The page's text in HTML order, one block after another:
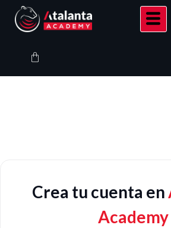
contenido
Carrito
Crea tu cuenta en
Academy